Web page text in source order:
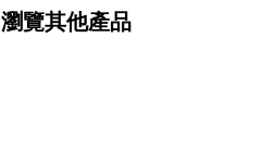
瀏覽其他產品